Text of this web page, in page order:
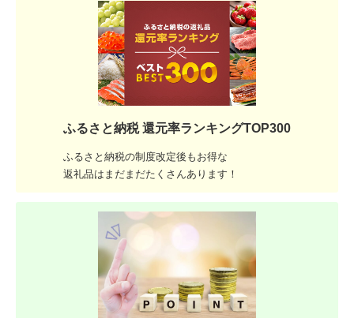
ふるさと納税 還元率ランキングTOP300
ふるさと納税の制度改定後もお得な
返礼品はまだまだたくさんあります！